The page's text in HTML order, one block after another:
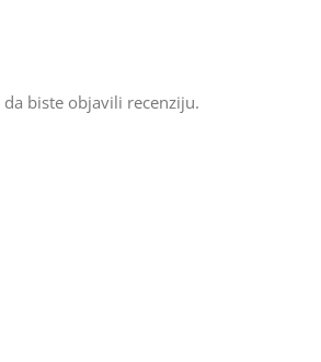
da biste objavili recenziju.